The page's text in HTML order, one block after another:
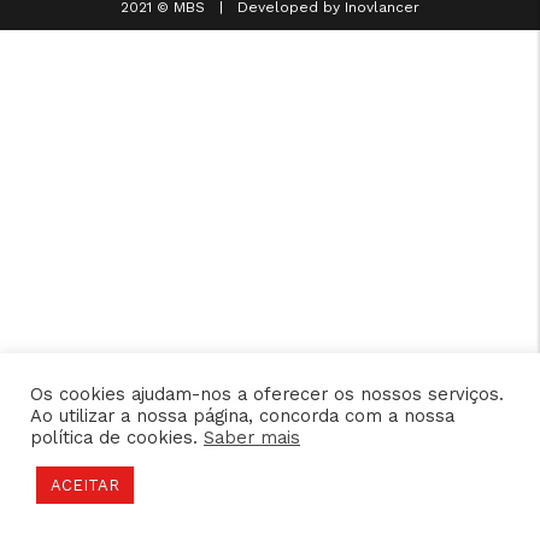
2021 © MBS | Developed by Inovlancer
Os cookies ajudam-nos a oferecer os nossos serviços.
Ao utilizar a nossa página, concorda com a nossa
política de cookies. Saber mais
ACEITAR